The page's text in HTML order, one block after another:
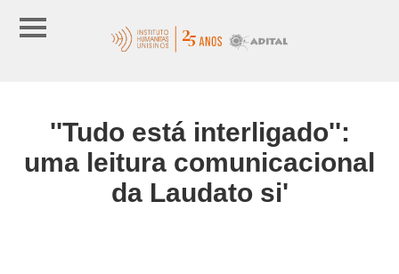
''Tudo está interligado'':
uma leitura comunicacional
da Laudato si'